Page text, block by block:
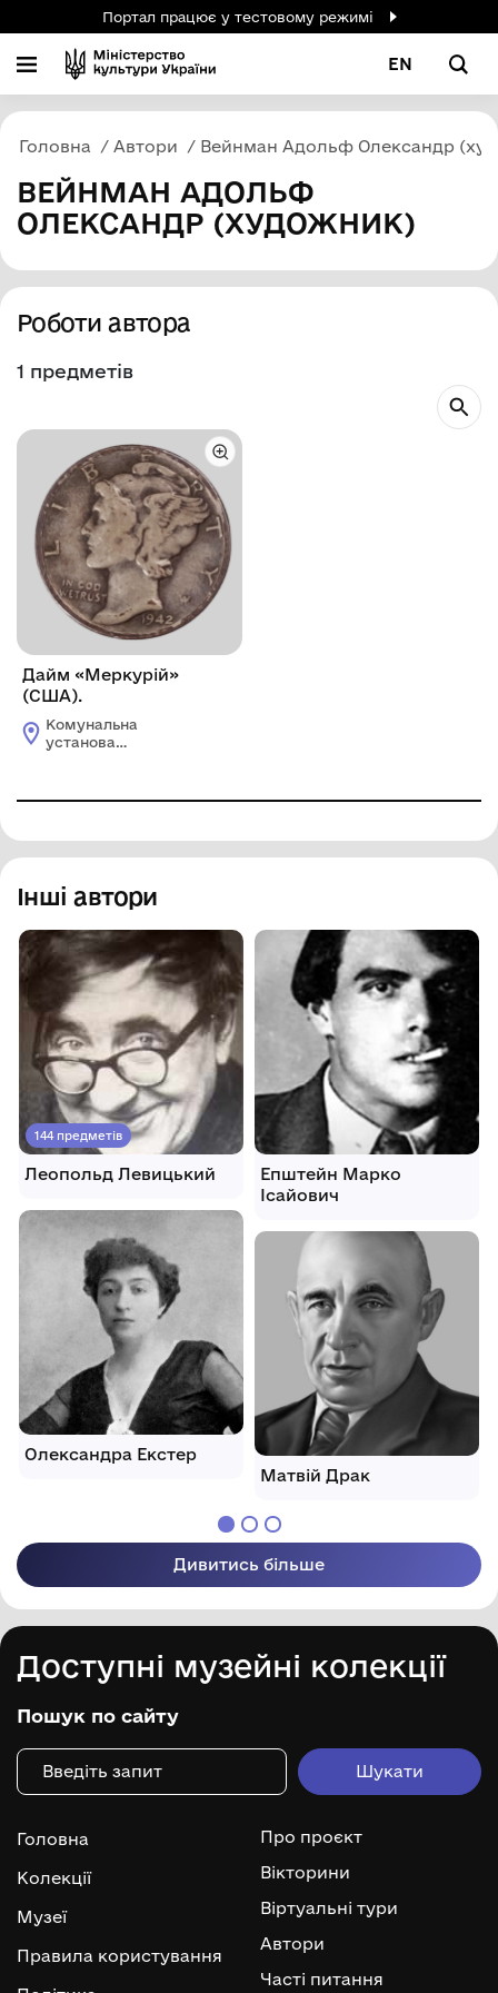
Портал працює у тестовому режимі
EN
Головна Автори Вейнман Адольф Олександр
ВЕЙНМАН АДОЛЬФ
ОЛЕКСАНДР (ХУДОЖНИК)
Роботи автора
1 предметів
Дайм «Меркурій»
(США).
Комунальна
установа
Інші автори
144 предметів
Леопольд Левицький
Олександра Екстер
Епштейн Марко
Ісайович
Матвій Драк
Дивитись більше
Доступні музейні колекції
Пошук по сайту
Головна
Колекції
Музеї
Правила користування
Про проєкт
Вікторини
Віртуальні тури
Автори
Часті питання